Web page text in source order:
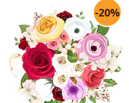
Flores -20%